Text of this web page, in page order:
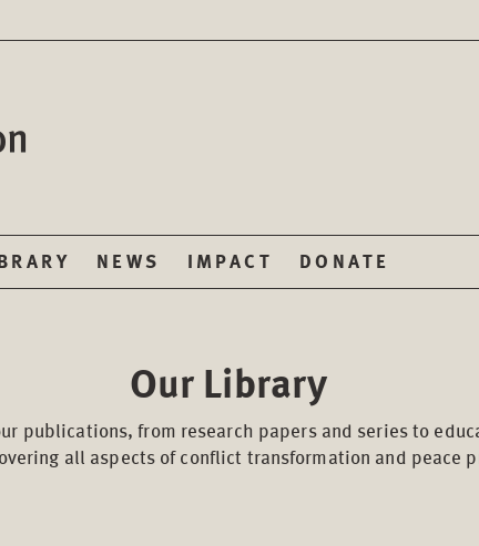
NEWS IMPACT DONATE
Our Library
publications, from research papers and series to
all aspects of conflict transformation and peace